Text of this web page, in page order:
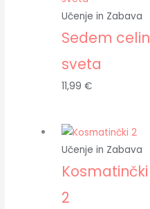
Učenje in Zabava
Sedem celin
sveta
11,99€
Učenje in Zabava
Kosmatinčki
2